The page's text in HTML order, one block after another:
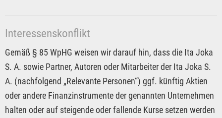
Interessenskonflikt
Gemäß § 85 WpHG weisen wir darauf hin, dass die Ita Joka
S. A. sowie Partner, Autoren oder Mitarbeiter der Ita Joka S.
A. (nachfolgend „Relevante Personen“) ggf. künftig Aktien
oder andere Finanzinstrumente der genannten Unternehmen
halten oder auf steigende oder fallende Kurse setzen werden